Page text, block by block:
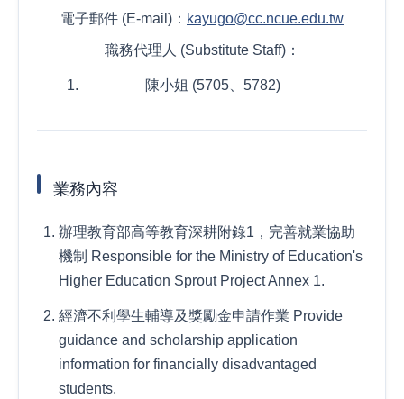
電子郵件 (E-mail)： kayugo@cc.ncue.edu.tw
職務代理人 (Substitute Staff)：
陳小姐 (5705、5782)
業務內容
辦理教育部高等教育深耕附錄1，完善就業協助
機制 Responsible for the Ministry of Education's
Higher Education Sprout Project Annex 1.
經濟不利學生輔導及獎勵金申請作業 Provide
guidance and scholarship application
information for financially disadvantaged
students.